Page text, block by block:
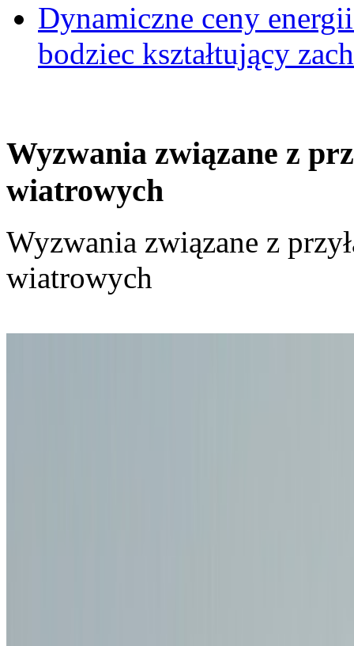
Dynamiczne ceny
bodziec kształtujący
Wyzwania związane z
wiatrowych
Wyzwania związane z
wiatrowych